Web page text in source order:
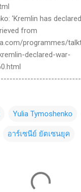
'Kremlin has
from
programmes/
declared-war-
---------------------------
Yulia Tymoshenko
อาร์เซนีย์ ยัตเซนยุค